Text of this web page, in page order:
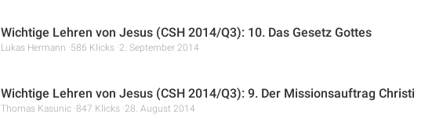
Wichtige Lehren von Jesus (CSH 2014/Q3): 10. Das Gesetz Gottes
Lukas Hermann 586 Klicks 2. September 2014
Wichtige Lehren von Jesus (CSH 2014/Q3): 9. Der Missionsauftrag Christi
Thomas Kasunic 847 Klicks 28. August 2014